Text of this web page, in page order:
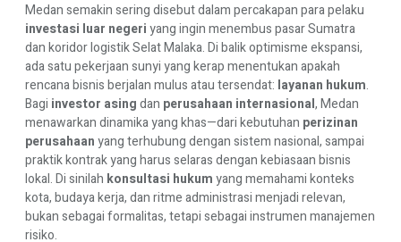
Medan semakin sering disebut dalam percakapan para pelaku
investasi luar negeriyang ingin menembus pasar Sumatra
dan koridor logistik Selat Malaka. Di balik optimisme ekspansi,
ada satu pekerjaan sunyi yang kerap menentukan apakah
rencana bisnis berjalan mulus atau tersendat: layanan hukum.
Bagi investor asingdan perusahaan internasional, Medan
menawarkan dinamika yang khas—dari kebutuhan perizinan
perusahaanyang terhubung dengan sistem nasional, sampai
praktik kontrak yang harus selaras dengan kebiasaan bisnis
lokal. Di sinilah konsultasi hukumyang memahami konteks
kota, budaya kerja, dan ritme administrasi menjadi relevan,
bukan sebagai formalitas, tetapi sebagai instrumen manajemen
risiko.